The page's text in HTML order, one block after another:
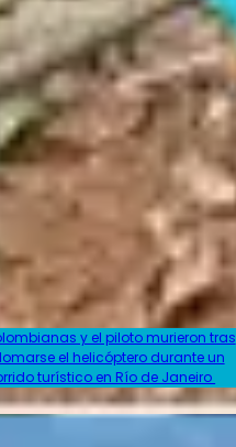
y el piloto murieron tras
el helicóptero durante un
turístico en Río de Janeiro